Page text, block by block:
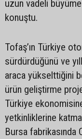
uzun vadeli
konuştu.
Tofaş’ın Türkiye
sürdürdüğünü ve
araca yükselttiğini
ürün geliştirme
Türkiye
yetkinliklerine
Bursa fabrikasında